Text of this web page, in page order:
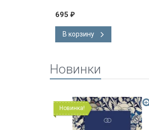
695 ₽
В корзину
Новинки
Новинка!